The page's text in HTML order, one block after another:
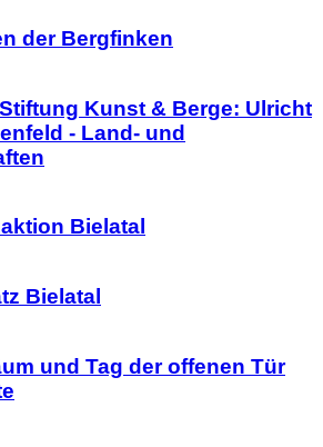
der Bergfinken
Kunst & Berge: Ulricht
- Land- und
Bielatal
Bielatal
und Tag der offenen Tür